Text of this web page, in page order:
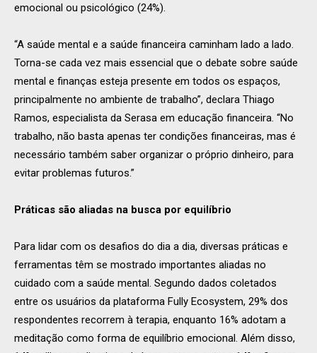
emocional ou psicológico (24%).
“A saúde mental e a saúde financeira caminham lado a lado.
Torna-se cada vez mais essencial que o debate sobre saúde
mental e finanças esteja presente em todos os espaços,
principalmente no ambiente de trabalho”, declara Thiago
Ramos, especialista da Serasa em educação financeira. “No
trabalho, não basta apenas ter condições financeiras, mas é
necessário também saber organizar o próprio dinheiro, para
evitar problemas futuros.”
Práticas são aliadas na busca por equilíbrio
Para lidar com os desafios do dia a dia, diversas práticas e
ferramentas têm se mostrado importantes aliadas no
cuidado com a saúde mental. Segundo dados coletados
entre os usuários da plataforma Fully Ecosystem, 29% dos
respondentes recorrem à terapia, enquanto 16% adotam a
meditação como forma de equilíbrio emocional. Além disso,